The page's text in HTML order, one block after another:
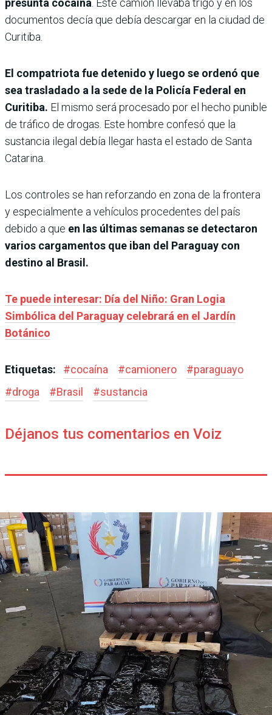
presunta cocaína . Este camión llevaba trigo y en los
documentos decía que debía descargar en la ciudad de
Curitiba.
El compatriota fue detenido y luego se ordenó que
sea trasladado a la sede de la Policía Federal en
Curitiba. El mismo será procesado por el hecho punible
de tráfico de drogas. Este hombre confesó que la
sustancia ilegal debía llegar hasta el estado de Santa
Catarina.
Los controles se han reforzando en zona de la frontera
y especialmente a vehículos procedentes del país
debido a que en las últimas semanas se detectaron
varios cargamentos que iban del Paraguay con
destino al Brasil.
Te puede interesar: Día del Niño: Gran Logia
Simbólica del Paraguay celebrará en el Jardín
Botánico
Etiquetas: #cocaína #camionero #paraguayo
#droga #Brasil #sustancia
Déjanos tus comentarios en Voiz